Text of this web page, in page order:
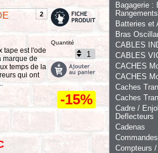
2
tape est l'ode
marque de
temps de la
qui ont
Quantité
-15%
Bagagerie :
Batteries et
Bras
CABLES
CABLES
CACHES
CACHES
Caches
Caches
Cadre /
Deflecteurs
Cadenas
Compteurs